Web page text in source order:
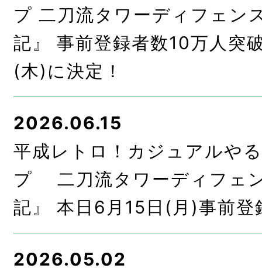
プ 二刀流タワーディフェン
記』 事前登録者数10万人突
(木)に決定！
2026.06.15
平成レトロ！カジュアルや
プ 二刀流タワーディフェ
記』 本日6月15日(月)事前登
2026.05.02